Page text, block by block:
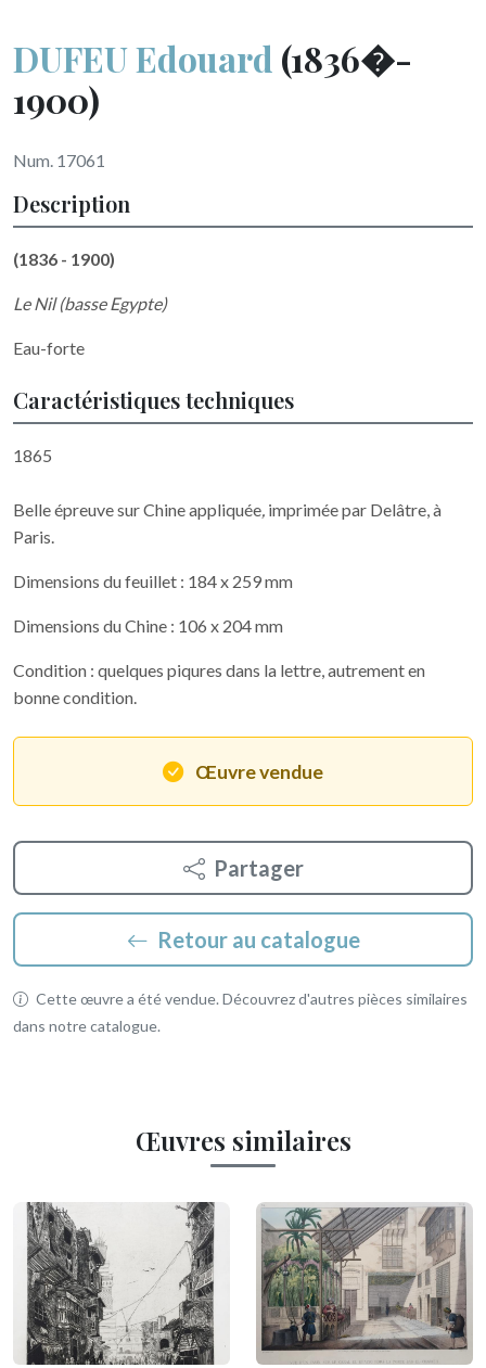
DUFEU Edouard (1836�-
1900)
Num. 17061
Description
(1836 - 1900)
Le Nil (basse Egypte)
Eau-forte
Caractéristiques techniques
1865
Belle épreuve sur Chine appliquée, imprimée par Delâtre, à
Paris.
Dimensions du feuillet : 184 x 259 mm
Dimensions du Chine : 106 x 204 mm
Condition : quelques piqures dans la lettre, autrement en
bonne condition.
Œuvre vendue
Partager
Retour au catalogue
Cette œuvre a été vendue. Découvrez d'autres pièces similaires
dans notre catalogue.
Œuvres similaires